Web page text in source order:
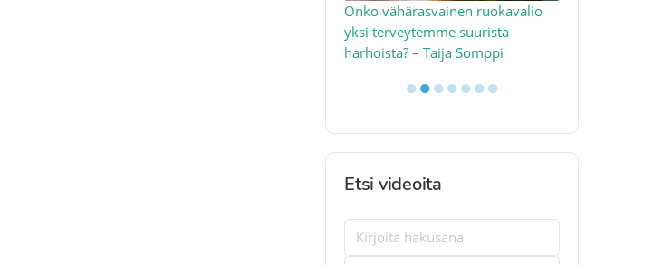
Onko vähärasvainen ruokavalio
yksi terveytemme suurista
harhoista? – Taija Somppi
●●●●●●●
Etsi videoita